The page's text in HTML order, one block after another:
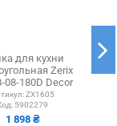
для кухни
Zerix
08-180D Decor
мм из
ZX1605
5902279
1 898 ₴